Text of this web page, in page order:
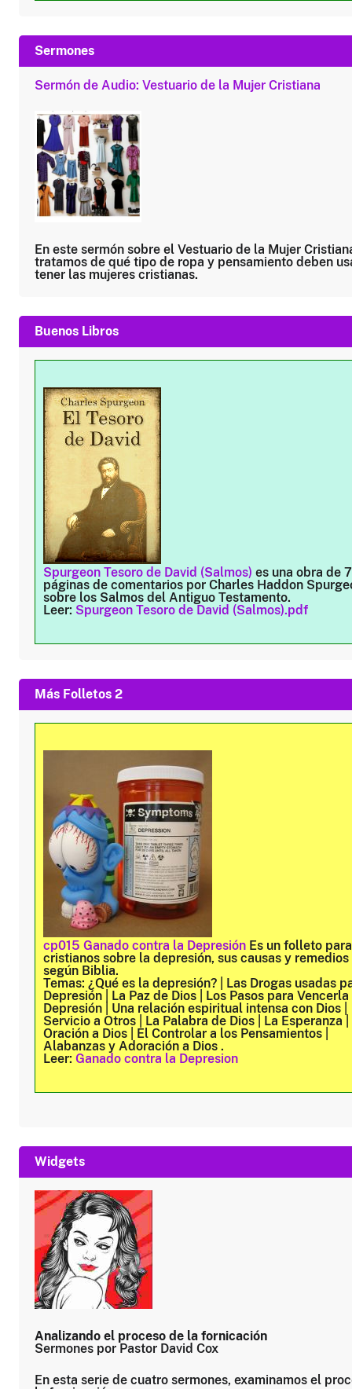
Sermones
Sermón de Audio: Vestuario de la Mujer Cristiana
En este sermón sobre el Vestuario de la Mujer
tratamos de qué tipo de ropa y pensamiento deben
tener las mujeres cristianas.
Buenos Libros
Spurgeon Tesoro de David (Salmos) es una obra de
páginas de comentarios por Charles Haddon
sobre los Salmos del Antiguo Testamento.
Leer: Spurgeon Tesoro de David (Salmos).pdf
Más Folletos 2
cp015 Ganado contra la Depresión Es un folleto para
cristianos sobre la depresión, sus causas y remedios
según Biblia.
Temas: ¿Qué es la depresión? | Las Drogas usadas
Depresión | La Paz de Dios | Los Pasos para Vencerla
Depresión | Una relación espiritual intensa con Dios |
Servicio a Otros | La Palabra de Dios | La Esperanza |
Oración a Dios | El Controlar a los Pensamientos |
Alabanzas y Adoración a Dios .
Leer: Ganado contra la Depresion
Widgets
Analizando el proceso de la fornicación
Sermones por Pastor David Cox
En esta serie de cuatro sermones, examinamos el